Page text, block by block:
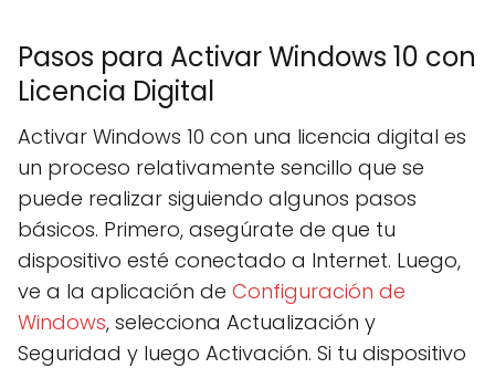
Pasos para Activar Windows 10 con
Licencia Digital
Activar Windows 10 con una licencia digital es
un proceso relativamente sencillo que se
puede realizar siguiendo algunos pasos
básicos. Primero, asegúrate de que tu
dispositivo esté conectado a Internet. Luego,
ve a la aplicación de Configuración de
Windows, selecciona Actualización y
Seguridad y luego Activación. Si tu dispositivo